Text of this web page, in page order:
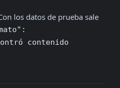
los datos de prueba sale
contenido